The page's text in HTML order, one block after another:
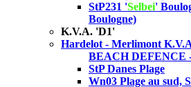
StP231 'Selbei'
Boulogne)
K.V.A. 'D1'
Hardelot - Merlimont
BEACH DEFENCE
StP Danes Plage
Wn03 Plage au sud,